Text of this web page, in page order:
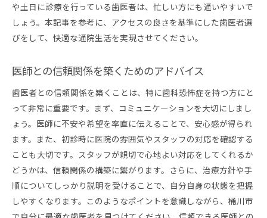
や土日に診療を行っている歯医者は、忙しい方にも通いやすいで
しょう。本記事を参考に、アクセスの良さを基準にした歯医者選
びをして、快適な通院生活を実現させてください。
医師との信頼関係を築くためのアドバイス
歯医者との信頼関係を築くことは、特に歯科恐怖症を持つ方にと
って非常に重要です。まず、コミュニケーションを大切にしまし
ょう。医師に不安や希望を率直に伝えることで、安心感が得られ
ます。また、初診時に医院の雰囲気やスタッフの対応を確認する
ことも大切です。スタッフが親切で心地よい対応をしてくれるか
どうかは、信頼関係の構築に繋がります。さらに、治療方針や手
順についてしっかり説明を受けることで、自分自身の状態を把握
しやすくなります。このようなポイントを意識しながら、桶川市